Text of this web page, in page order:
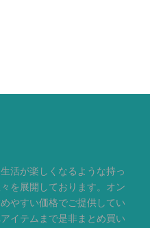
活が楽しくなるような持っ
を展開しております。オン
やすい価格でご提供してい
イテムまで是非まとめ買い